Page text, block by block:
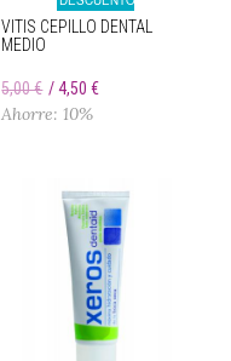
VITIS CEPILLO DENTAL
MEDIO
5,00 € 4,50 €
Ahorre: 10%